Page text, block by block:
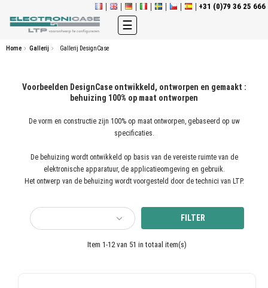
+31 (0)79 36 25 666
Toggle
navigation
☰
Home Gallerij Gallerij DesignCase
Voorbeelden DesignCase ontwikkeld, ontworpen en gemaakt :
behuizing 100% op maat ontworpen
De vorm en constructie zijn 100% op maat ontworpen, gebaseerd op uw
specificaties.
De behuizing wordt ontwikkeld op basis van de vereiste ruimte van de
elektronische apparatuur, de applicatieomgeving en gebruik.
Het ontwerp van de behuizing wordt voorgesteld door de technici van LTP.
FILTER
Item 1-12 van 51 in totaal item(s)